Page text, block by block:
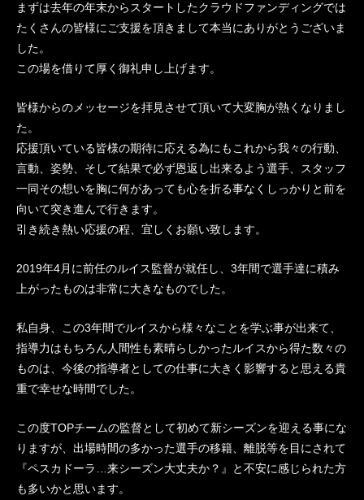
まずは去年の年末からスタートしたクラウドファンディングでは
たくさんの皆様にご支援を頂きまして本当にありがとうございま
した。
この場を借りて厚く御礼申し上げます。
皆様からのメッセージを拝見させて頂いて大変胸が熱くなりまし
た。
応援頂いている皆様の期待に応える為にもこれから我々の行動、
言動、姿勢、そして結果で必ず恩返し出来るよう選手、スタッフ
一同その想いを胸に何があっても心を折る事なくしっかりと前を
向いて突き進んで行きます。
引き続き熱い応援の程、宜しくお願い致します。
2019年4月に前任のルイス監督が就任し、3年間で選手達に積み
上がったものは非常に大きなものでした。
私自身、この3年間でルイスから様々なことを学ぶ事が出来て、
指導力はもちろん人間性も素晴らしかったルイスから得た数々の
ものは、今後の指導者としての仕事に大きく影響すると思える貴
重で幸せな時間でした。
この度TOPチームの監督として初めて新シーズンを迎える事にな
りますが、出場時間の多かった選手の移籍、離脱等を目にされて
『ペスカドーラ…来シーズン大丈夫か？』と不安に感じられた方
も多いかと思います。